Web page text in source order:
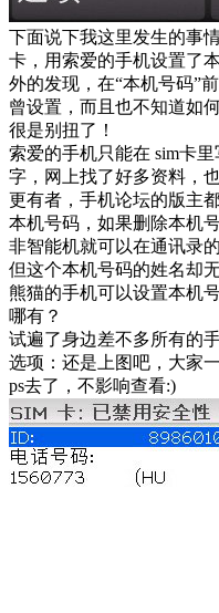
下面说下我这里发生的事
卡，用索爱的手机设置了
外的发现，在“本机号码”
曾设置，而且也不知道如
很是别扭了！
索爱的手机只能在 sim卡
字，网上找了好多资料，
更有者，手机论坛的版主
本机号码，如果删除本机
非智能机就可以在通讯录
但这个本机号码的姓名却
熊猫的手机可以设置本机
哪有？
试遍了身边差不多所有的
选项：还是上图吧，大家
ps去了，不影响查看:)